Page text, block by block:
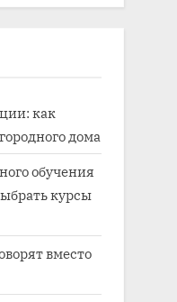
как
дома
обучения
курсы
вместо